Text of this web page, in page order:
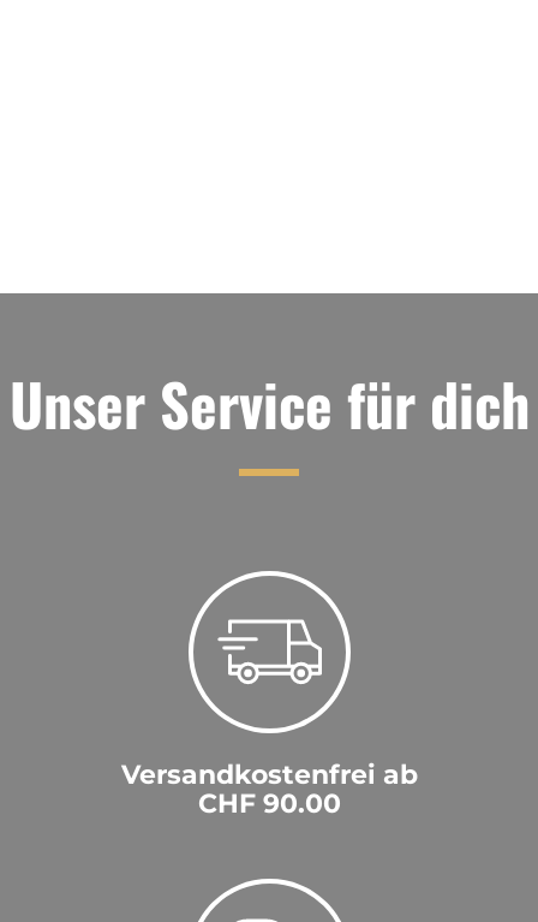
Unser Service für dich
Versandkostenfrei ab
CHF 90.00